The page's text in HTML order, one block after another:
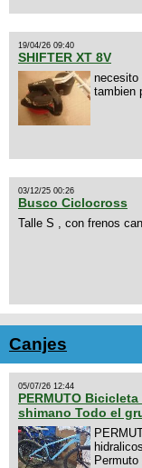
19/04/26 09:40
SHIFTER XT 8V
necesito
tambien
03/12/25 00:26
Busco Ciclocross
Talle S , con frenos
Canjes
05/07/26 12:44
PERMUTO
shimano Todo el